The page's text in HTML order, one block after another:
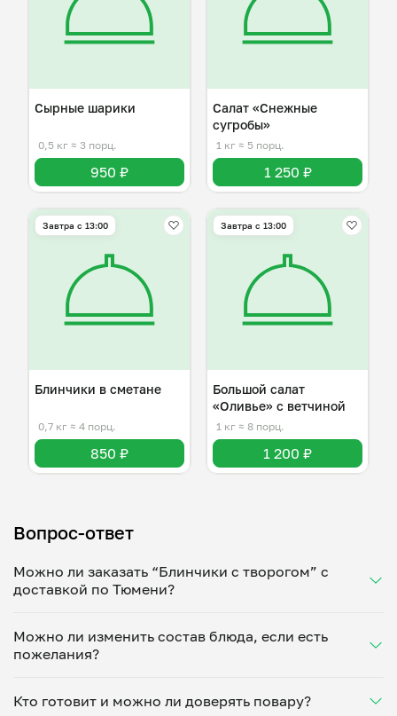
Сырные шарики
0,5 кг ≈ 3 порц.
950 ₽
Салат «Снежные
сугробы»
1 кг ≈ 5 порц.
1 250 ₽
Завтра c 13:00
Блинчики в сметане
0,7 кг ≈ 4 порц.
850 ₽
Завтра c 13:00
Большой салат
«Оливье» с ветчиной
1 кг ≈ 8 порц.
1 200 ₽
Вопрос-ответ
Можно ли заказать “Блинчики с творогом” с
доставкой по Тюмени?
Укажите удобное время — и получите свежее
домашнее блюдо в большой порции прямо с плиты.
минут. Статус заказа отслеживайте в личном
кабинете, а с поваром можно связаться напрямую в
Можно ли изменить состав блюда, если есть
пожелания?
ваши предпочтения: уберет специи, снизит
Кто готовит и можно ли доверять повару?